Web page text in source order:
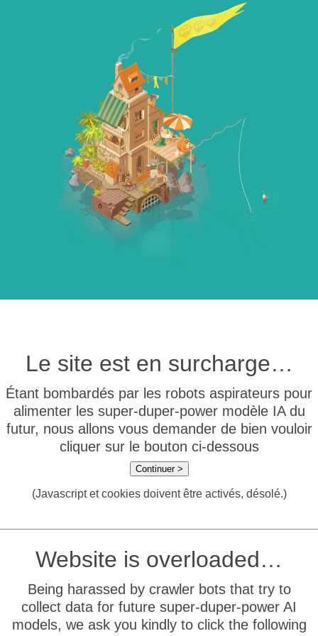
Le site est en surcharge…
Étant bombardés par les robots aspirateurs pour
alimenter les super-duper-power modèle IA du
futur, nous allons vous demander de bien vouloir
cliquer sur le bouton ci-dessous
Continuer >
(Javascript et cookies doivent être activés, désolé.)
Website is overloaded…
Being harassed by crawler bots that try to
collect data for future super-duper-power AI
models, we ask you kindly to click the following